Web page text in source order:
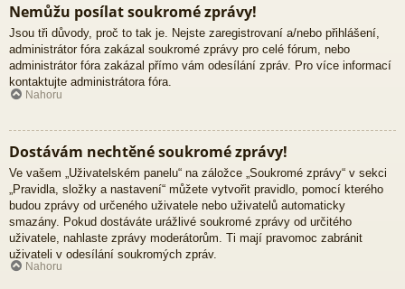
Nemůžu posílat soukromé zprávy!
Jsou tři důvody, proč to tak je. Nejste zaregistrovaní a/nebo přihlášení,
administrátor fóra zakázal soukromé zprávy pro celé fórum, nebo
administrátor fóra zakázal přímo vám odesílání zpráv. Pro více informací
kontaktujte administrátora fóra.
Nahoru
Dostávám nechtěné soukromé zprávy!
Ve vašem „Uživatelském panelu“ na záložce „Soukromé zprávy“ v sekci
„Pravidla, složky a nastavení“ můžete vytvořit pravidlo, pomocí kterého
budou zprávy od určeného uživatele nebo uživatelů automaticky
smazány. Pokud dostáváte urážlivé soukromé zprávy od určitého
uživatele, nahlaste zprávy moderátorům. Ti mají pravomoc zabránit
uživateli v odesílání soukromých zpráv.
Nahoru